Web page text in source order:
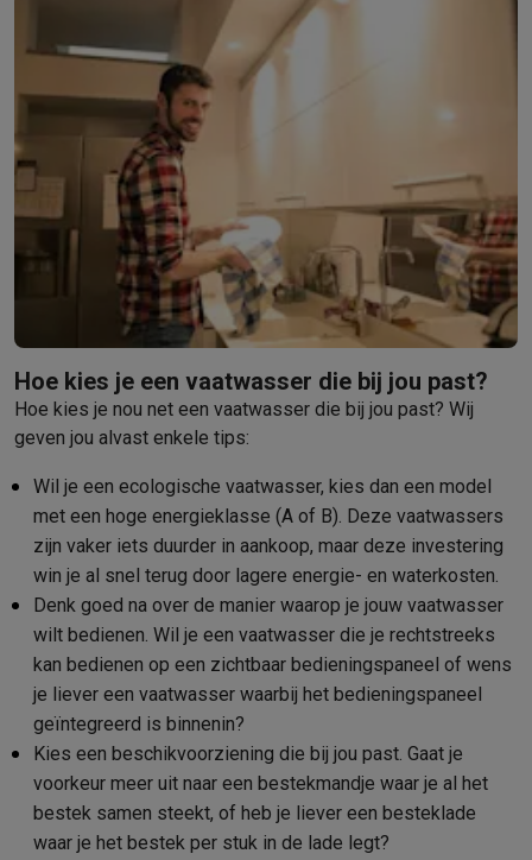
Hoe kies je een vaatwasser die bij jou past?
Hoe kies je nou net een vaatwasser die bij jou past? Wij
geven jou alvast enkele tips:
Wil je een ecologische vaatwasser, kies dan een model
met een hoge energieklasse (A of B). Deze vaatwassers
zijn vaker iets duurder in aankoop, maar deze investering
win je al snel terug door lagere energie- en waterkosten.
Denk goed na over de manier waarop je jouw vaatwasser
wilt bedienen. Wil je een vaatwasser die je rechtstreeks
kan bedienen op een zichtbaar bedieningspaneel of wens
je liever een vaatwasser waarbij het bedieningspaneel
geïntegreerd is binnenin?
Kies een beschikvoorziening die bij jou past. Gaat je
voorkeur meer uit naar een bestekmandje waar je al het
bestek samen steekt, of heb je liever een besteklade
waar je het bestek per stuk in de lade legt?